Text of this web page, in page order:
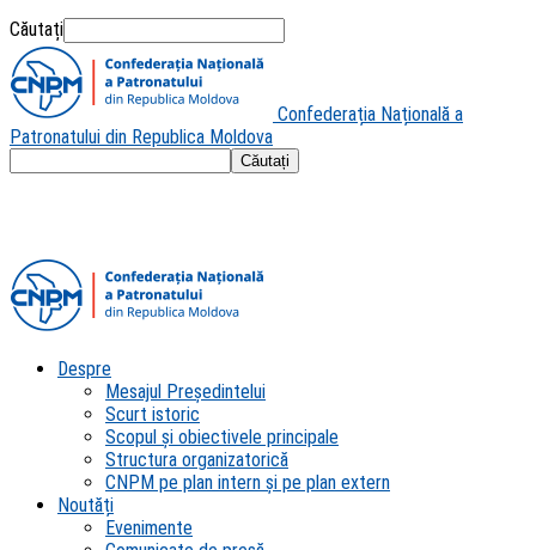
Căutați
Confederația Națională a
Patronatului din Republica Moldova
Despre
Mesajul Președintelui
Scurt istoric
Scopul şi obiectivele principale
Structura organizatorică
CNPM pe plan intern şi pe plan extern
Noutăți
Evenimente